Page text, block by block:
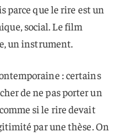
parce que le rire est un
social. Le film
un instrument.
: certains
de ne pas porter un
si le rire devait
par une thèse. On